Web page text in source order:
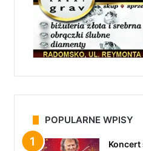
POPULARNE WPISY